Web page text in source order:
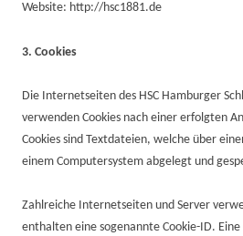
Website: http://hsc1881.de
3. Cookies
Die Internetseiten des HSC Hamburger
verwenden Cookies nach einer erfolgten
Cookies sind Textdateien, welche über
einem Computersystem abgelegt und
Zahlreiche Internetseiten und Server
enthalten eine sogenannte Cookie-ID. Eine